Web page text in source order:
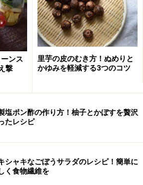
乾燥黒豆 50ｇ
400ｍｌ
60ｇ
ひとつまみ
黒豆の作り方・手順
の仕様目安
ンス
撃
里芋の皮のむき方！ぬめりと
かゆみを軽減する3つのコツ
塩ポン酢の作り方！柚子とかぼすを贅沢
たレシピ
シャキなごぼうサラダのレシピ！簡単に
く食物繊維を